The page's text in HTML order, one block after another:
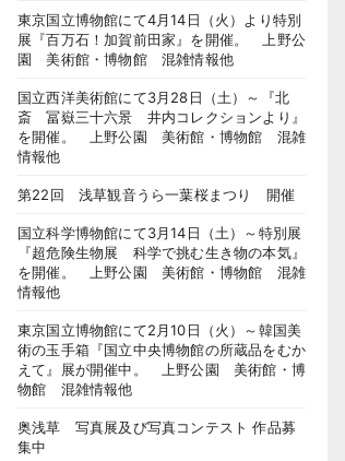
東京国立博物館にて4月14日（火）より特別
展『百万石！加賀前田家』を開催。 上野公
園 美術館・博物館 混雑情報他
国立西洋美術館にて3月28日（土）～『北
斎 冨嶽三十六景 井内コレクションより』
を開催。 上野公園 美術館・博物館 混雑
情報他
第22回 浅草観音うら一葉桜まつり 開催
国立科学博物館にて3月14日（土）～特別展
『超危険生物展 科学で挑む生き物の本気』
を開催。 上野公園 美術館・博物館 混雑
情報他
東京国立博物館にて2月10日（火）～韓国美
術の玉手箱『国立中央博物館の所蔵品をむか
えて』展が開催中。 上野公園 美術館・博
物館 混雑情報他
奥浅草 写真展及び写真コンテスト 作品募
集中